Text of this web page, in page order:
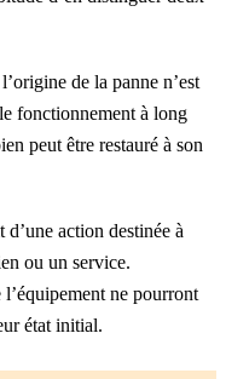
de la panne n’est
fonctionnement à long
peut être restauré à son
d’une action destinée à
ou un service.
l’équipement ne pourront
état initial.